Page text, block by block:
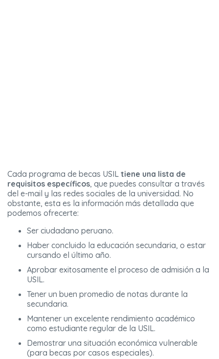
Cada programa de becas USIL tiene una lista de
requisitos específicos, que puedes consultar a través
del e-mail y las redes sociales de la universidad. No
obstante, esta es la información más detallada que
podemos ofrecerte:
Ser ciudadano peruano.
Haber concluido la educación secundaria, o estar
cursando el último año.
Aprobar exitosamente el proceso de admisión a la
USIL.
Tener un buen promedio de notas durante la
secundaria.
Mantener un excelente rendimiento académico
como estudiante regular de la USIL.
Demostrar una situación económica vulnerable
(para becas por casos especiales).